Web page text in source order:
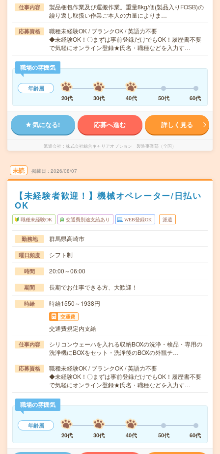
仕事内容
製品梱包作業及び運搬作業。重量8kg/個(製品入りFOSB)の
繰り返し取扱い作業ご本人の力量によりま…
応募資格
職種未経験OK / ブランクOK / 英語力不要
◆未経験OK！〇まずは事前登録だけでもOK！履歴書不要
で気軽にオンライン登録★氏名・職種などを入力す…
職場の雰囲気
年齢層
20代
30代 40代 50代 60代
気になる! 応募へ進む 詳しく見る
派遣会社 株式会社綜合キャリアオプション 製造事業部（全国）
未読 掲載日 2026/08/07
【未経験者歓迎！】機械オペレーター/日払い
OK
職種未経験OK 交通費別途支給あり WEB登録OK 派遣
勤務地 群馬県高崎市
曜日頻度 シフト制
時間 20:00～06:00
期間 長期でお仕事できる方、大歓迎！
時給 時給1550～1938円
交通費
交通費規定内支給
仕事内容
シリコンウェーハを入れる収納BOXの洗浄・検品・専用の
洗浄機にBOXをセット・洗浄後のBOXの外観チ…
応募資格
職種未経験OK / ブランクOK / 英語力不要
◆未経験OK！〇まずは事前登録だけでもOK！履歴書不要
で気軽にオンライン登録★氏名・職種などを入力す…
職場の雰囲気
年齢層
20代
30代 40代 50代 60代